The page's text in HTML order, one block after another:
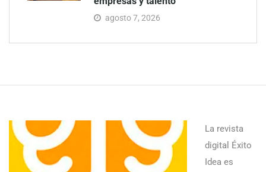
agosto 7, 2026
La revista
digital Éxito
Idea es